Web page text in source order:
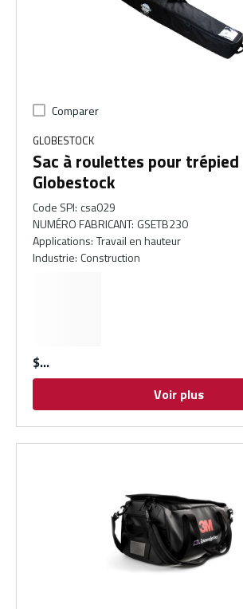
Comparer
GLOBESTOCK
Sac à roulettes pour trépied
Globestock
Code SPI: csa029
NUMÉRO FABRICANT: GSETB230
Applications: Travail en hauteur
Industrie: Construction
$
Voir plus